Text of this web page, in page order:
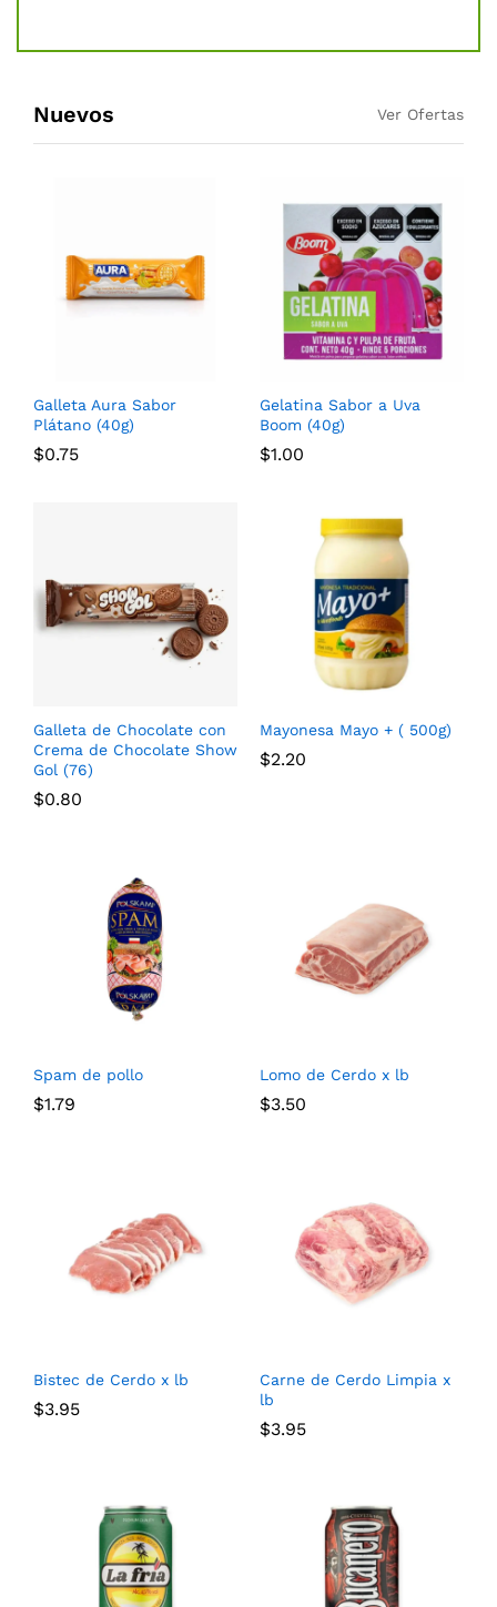
Nuevos Ver Ofertas
Galleta Aura Sabor
Plátano (40g)
$0.75
Gelatina Sabor a Uva
Boom (40g)
$1.00
Galleta de Chocolate con
Crema de Chocolate Show
Gol (76)
$0.80
Mayonesa Mayo + ( 500g)
$2.20
Spam de pollo
$1.79
Lomo de Cerdo x lb
$3.50
Bistec de Cerdo x lb
$3.95
Carne de Cerdo Limpia x
lb
$3.95